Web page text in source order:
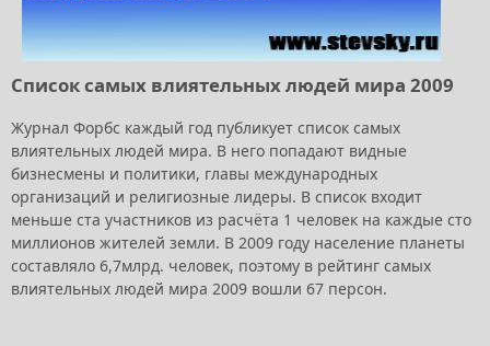
Список самых влиятельных людей мира 2009
Журнал Форбс каждый год публикует список самых
влиятельных людей мира. В него попадают видные
бизнесмены и политики, главы международных
организаций и религиозные лидеры. В список входит
меньше ста участников из расчёта 1 человек на каждые сто
миллионов жителей земли. В 2009 году население планеты
составляло 6,7млрд. человек, поэтому в рейтинг самых
влиятельных людей мира 2009 вошли 67 персон.